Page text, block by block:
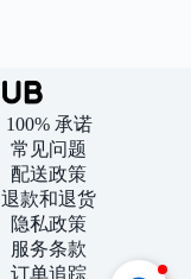
100% 承诺
常见问题
配送政策
退款和退货
隐私政策
服务条款
订单追踪